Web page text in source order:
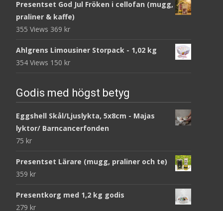
Presentset God Jul Fröken i cellofan (mugg,
praliner & kaffe)
355 Views 369 kr
Ahlgrens Limousiner Storpack - 1,02 kg
354 Views 150 kr
Godis med högst betyg
Eggshell Skål/Ljuslykta, 5x8cm - Majas
lyktor/ Barncancerfonden
75 kr
Presentset Lärare (mugg, praliner och te)
359 kr
Presentkorg med 1,2 kg godis
279 kr